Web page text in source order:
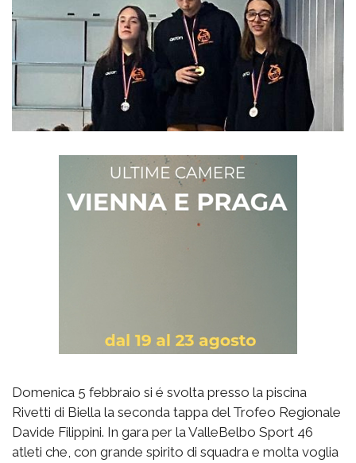
Domenica 5 febbraio si é svolta presso la piscina
Rivetti di Biella la seconda tappa del Trofeo Regionale
Davide Filippini. In gara per la ValleBelbo Sport 46
atleti che, con grande spirito di squadra e molta voglia